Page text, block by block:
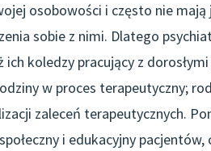
osobowości i często nie mają
sobie z nimi. Dlatego
ich koledzy pracujący z
w proces terapeutyczny;
zaleceń terapeutycznych.
i edukacyjny